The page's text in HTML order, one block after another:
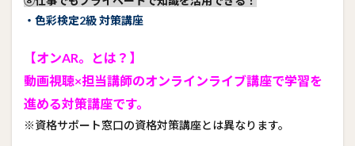
・色彩検定2級 対策講座
【オンAR。とは？】
動画視聴×担当講師のオンラインライブ講座で学習を
進める対策講座です。
※資格サポート窓口の資格対策講座とは異なります。